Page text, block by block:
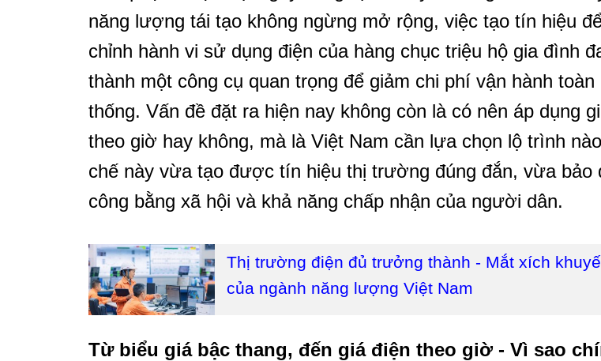
năng lượng tái tạo không ngừng mở rộng, việc tạo tín hiệu
chỉnh hành vi sử dụng điện của hàng chục triệu hộ gia đình
thành một công cụ quan trọng để giảm chi phí vận hành toàn
thống. Vấn đề đặt ra hiện nay không còn là có nên áp dụng
theo giờ hay không, mà là Việt Nam cần lựa chọn lộ trình
chế này vừa tạo được tín hiệu thị trường đúng đắn, vừa bảo
công bằng xã hội và khả năng chấp nhận của người dân.
Thị trường điện đủ trưởng thành - Mắt xích
của ngành năng lượng Việt Nam
Từ biểu giá bậc thang, đến giá điện theo giờ - Vì sao